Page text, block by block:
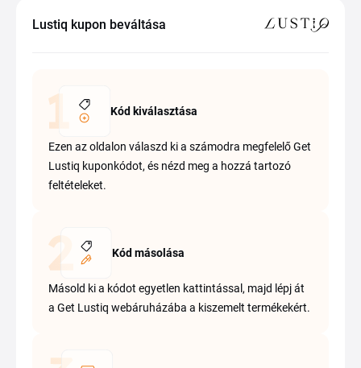
Lustiq kupon beváltása
Kód kiválasztása
Ezen az oldalon válaszd ki a számodra megfelelő Get
Lustiq kuponkódot, és nézd meg a hozzá tartozó
feltételeket.
Kód másolása
Másold ki a kódot egyetlen kattintással, majd lépj át
a Get Lustiq webáruházába a kiszemelt termékekért.